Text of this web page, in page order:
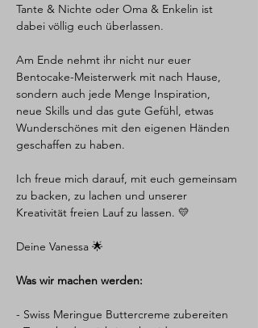
Tante & Nichte oder Oma & Enkelin ist
dabei völlig euch überlassen.
Am Ende nehmt ihr nicht nur euer
Bentocake-Meisterwerk mit nach Hause,
sondern auch jede Menge Inspiration,
neue Skills und das gute Gefühl, etwas
Wunderschönes mit den eigenen Händen
geschaffen zu haben.
Ich freue mich darauf, mit euch gemeinsam
zu backen, zu lachen und unserer
Kreativität freien Lauf zu lassen. 💛
Deine Vanessa 🌟
Was wir machen werden:
- Swiss Meringue Buttercreme zubereiten